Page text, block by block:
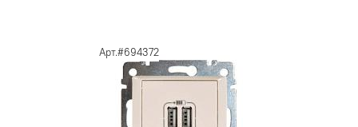
Арт.#694372